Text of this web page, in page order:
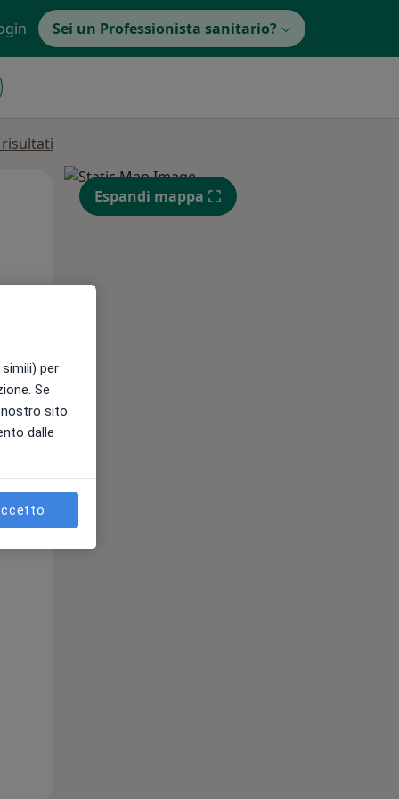
Sei un Professionista sanitario?
Gio, Ven,
14 Ago
Mer,
12 Ago
Espandi mappa
per
Se
sito.
dalle